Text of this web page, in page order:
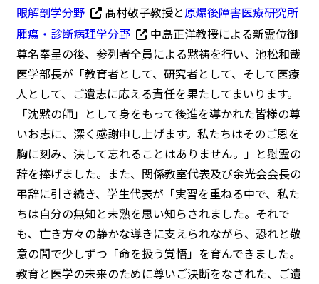
眼解剖学分野
髙村敬子教授と原爆後障害医療研究所
腫瘍・診断病理学分野
中島正洋教授による新霊位御
尊名奉呈の後、参列者全員による黙祷を行い、池松和哉
医学部長が「教育者として、研究者として、そして医療
人として、ご遺志に応える責任を果たしてまいります。
「沈黙の師」として身をもって後進を導かれた皆様の尊
いお志に、深く感謝申し上げます。私たちはそのご恩を
胸に刻み、決して忘れることはありません。」と慰霊の
辞を捧げました。また、関係教室代表及び余光会会長の
弔辞に引き続き、学生代表が「実習を重ねる中で、私た
ちは自分の無知と未熟を思い知らされました。それで
も、亡き方々の静かな導きに支えられながら、恐れと敬
意の間で少しずつ「命を扱う覚悟」を育んできました。
教育と医学の未来のために尊いご決断をなされた、ご遺